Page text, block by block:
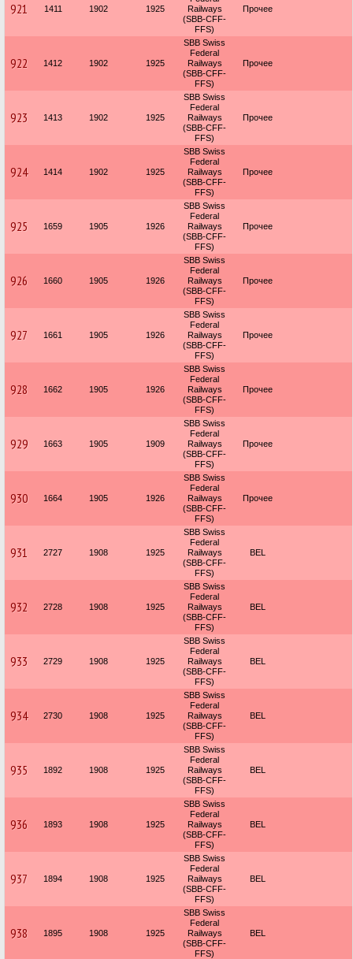
921 1411 1902 1925
Railways
(SBB-CFF-
FFS)
Прочее
922 1412 1902 1925
SBB Swiss
Federal
Railways
(SBB-CFF-
FFS)
Прочее
923 1413 1902 1925
SBB Swiss
Federal
Railways
(SBB-CFF-
FFS)
Прочее
924 1414 1902 1925
SBB Swiss
Federal
Railways
(SBB-CFF-
FFS)
Прочее
925 1659 1905 1926
SBB Swiss
Federal
Railways
(SBB-CFF-
FFS)
Прочее
926 1660 1905 1926
SBB Swiss
Federal
Railways
(SBB-CFF-
FFS)
Прочее
927 1661 1905 1926
SBB Swiss
Federal
Railways
(SBB-CFF-
FFS)
Прочее
928 1662 1905 1926
SBB Swiss
Federal
Railways
(SBB-CFF-
FFS)
Прочее
929 1663 1905 1909
SBB Swiss
Federal
Railways
(SBB-CFF-
FFS)
Прочее
930 1664 1905 1926
SBB Swiss
Federal
Railways
(SBB-CFF-
FFS)
Прочее
931 2727 1908 1925
SBB Swiss
Federal
Railways
(SBB-CFF-
FFS)
BEL
932 2728 1908 1925
SBB Swiss
Federal
Railways
(SBB-CFF-
FFS)
BEL
933 2729 1908 1925
SBB Swiss
Federal
Railways
(SBB-CFF-
FFS)
BEL
934 2730 1908 1925
SBB Swiss
Federal
Railways
(SBB-CFF-
FFS)
BEL
935 1892 1908 1925
SBB Swiss
Federal
Railways
(SBB-CFF-
FFS)
BEL
936 1893 1908 1925
SBB Swiss
Federal
Railways
(SBB-CFF-
FFS)
BEL
937 1894 1908 1925
SBB Swiss
Federal
Railways
(SBB-CFF-
FFS)
BEL
938 1895 1908 1925
SBB Swiss
Federal
Railways
(SBB-CFF-
FFS)
BEL